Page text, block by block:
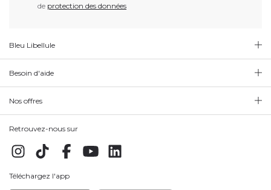
de protection des données
Bleu Libellule
Besoin d'aide
Nos offres
Retrouvez-nous sur
Téléchargez l'app